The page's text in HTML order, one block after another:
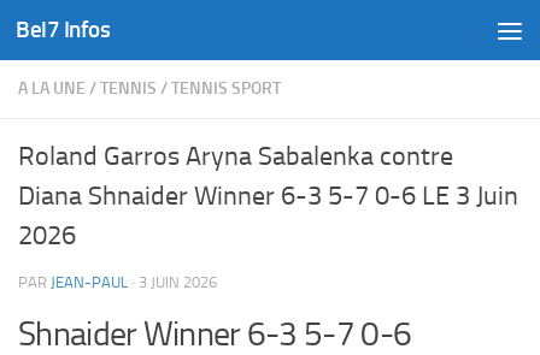
Skip to content
Bel7 Infos
A LA UNE /TENNIS /TENNIS SPORT
Roland Garros Aryna Sabalenka contre
Diana Shnaider Winner 6-3 5-7 0-6 LE 3 Juin
2026
PAR JEAN-PAUL · 3 JUIN 2026
Shnaider Winner 6-3 5-7 0-6